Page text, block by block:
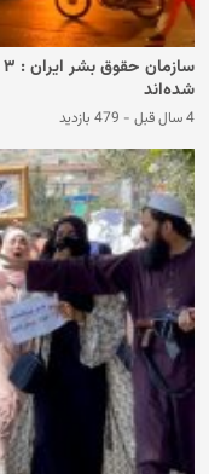
شده‌اند
4 سال قبل - 479 بازدید